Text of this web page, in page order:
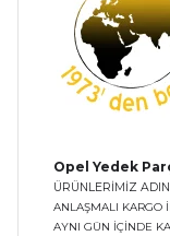
Opel Yedek
ÜRÜNLERİMİZ
ANLAŞMALI
AYNI GÜN İÇİNDE